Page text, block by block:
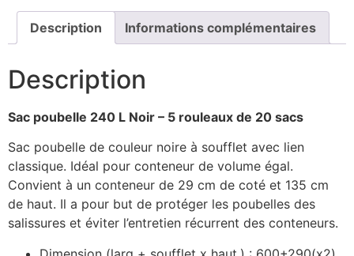
Colis
de
Description Informations complémentaires
Description
Sac poubelle 240 L Noir – 5 rouleaux de 20 sacs
Sac poubelle de couleur noire à soufflet avec lien
classique. Idéal pour conteneur de volume égal.
Convient à un conteneur de 29 cm de coté et 135 cm
de haut. Il a pour but de protéger les poubelles des
salissures et éviter l’entretien récurrent des conteneurs.